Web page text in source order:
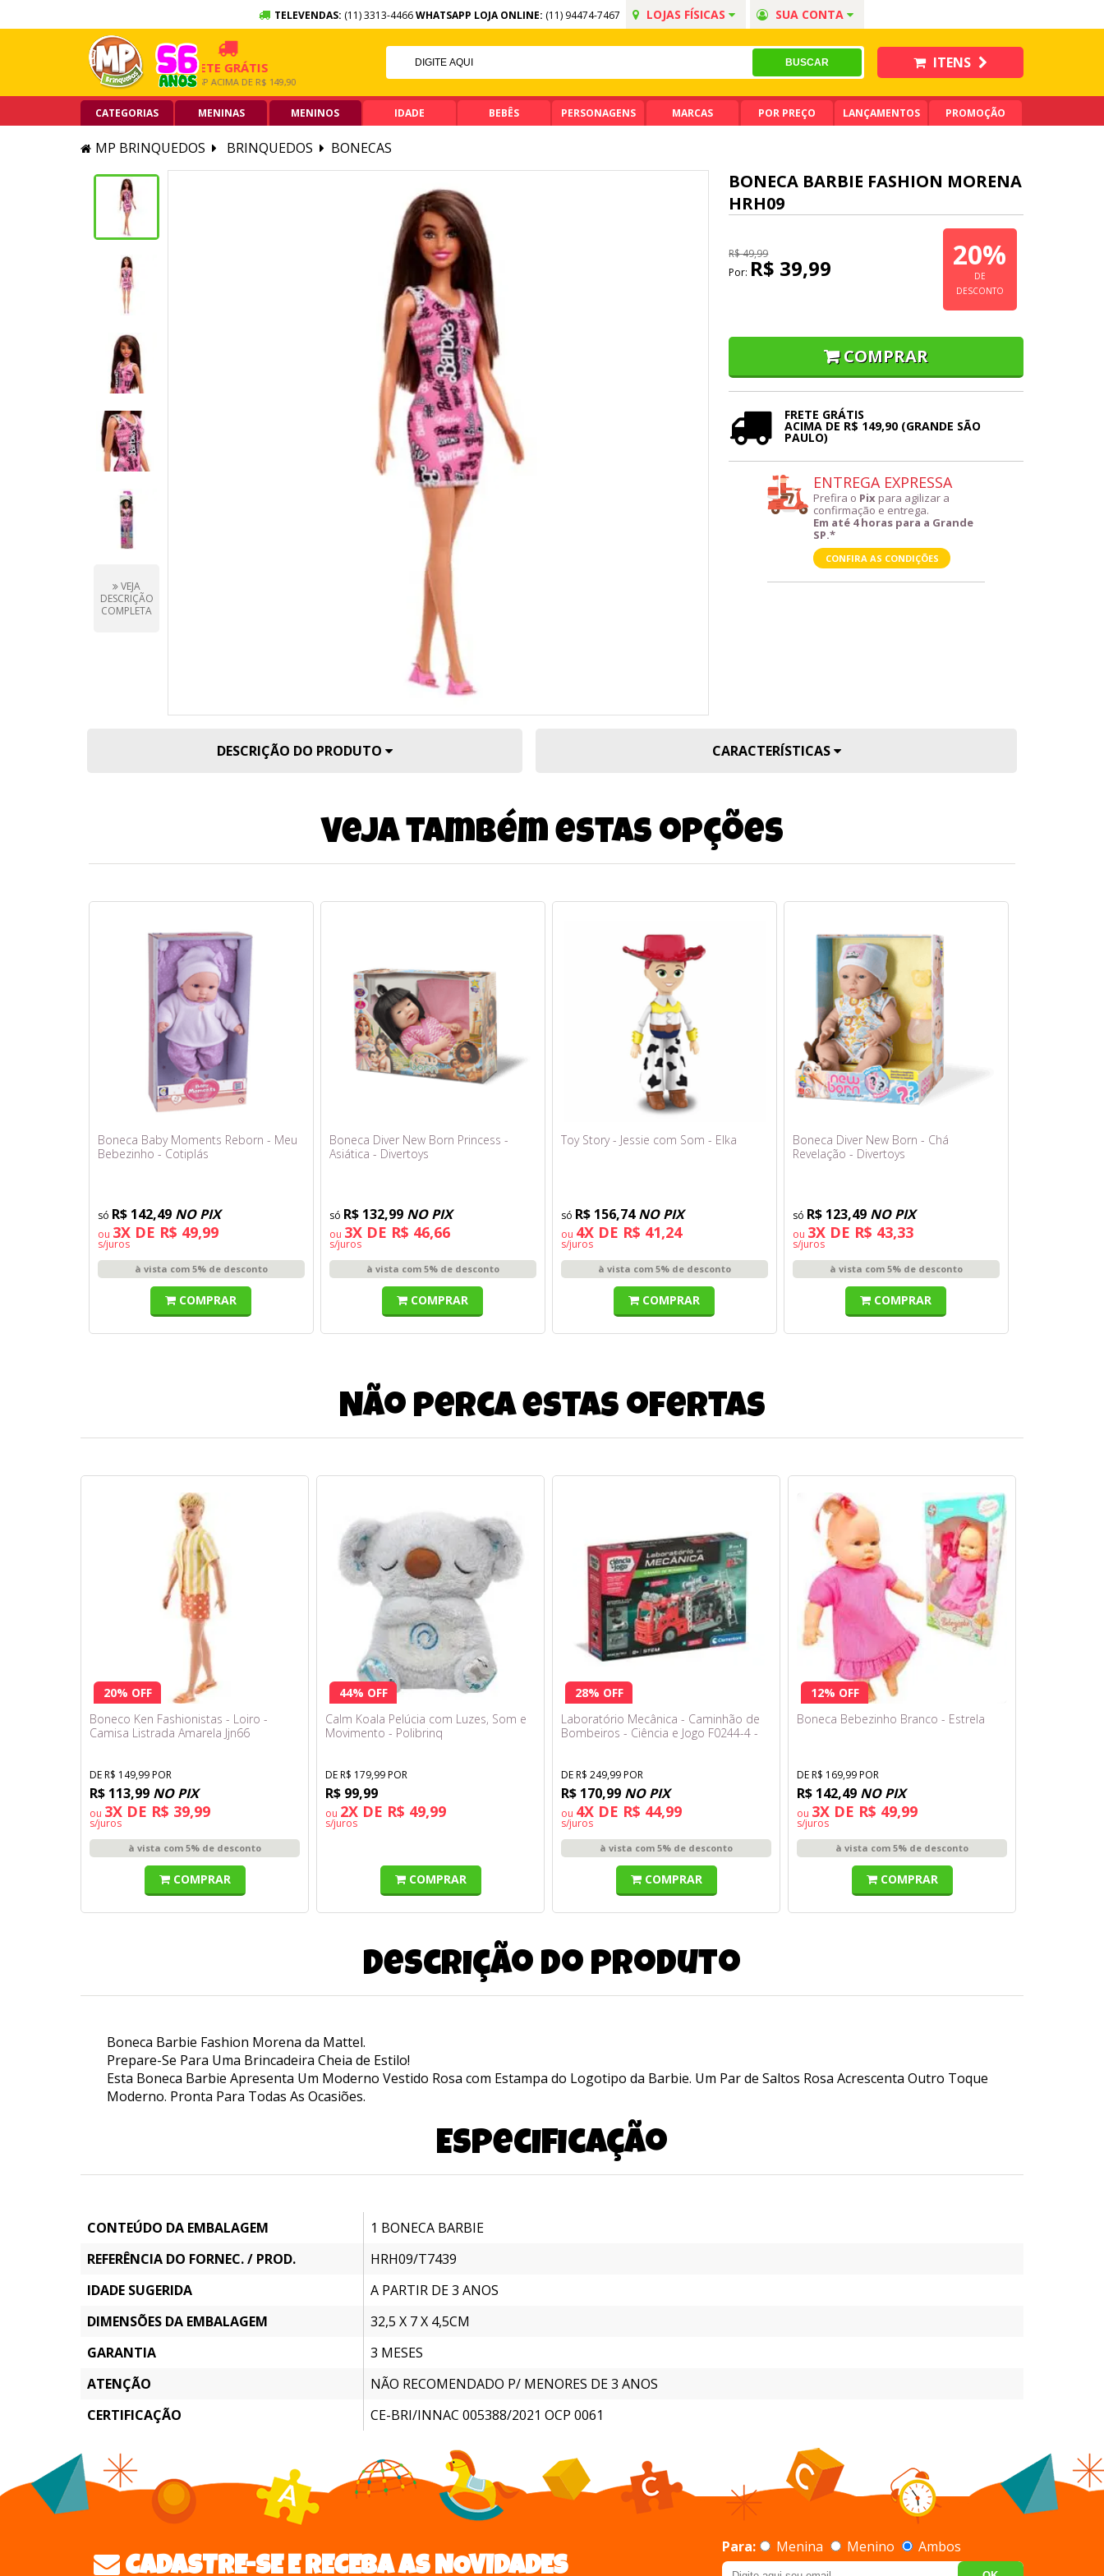
TELEVENDAS: (11) 3313-4466WHATSAPP LOJA ONLINE: (11) 94474-7467 LOJAS FÍSICAS SUA CONTA
FRETE GRÁTIS
GRANDE SP ACIMA DE R$ 149,90
5% OFF NO PIX
PIX ACIMA DE R$ 99,90
ITENS
CATEGORIAS MENINAS MENINOS IDADE BEBÊS PERSONAGENS MARCAS POR PREÇO LANÇAMENTOS PROMOÇÃO
MP BRINQUEDOS BRINQUEDOS BONECAS
VEJA
DESCRIÇÃO
COMPLETA
BONECA BARBIE FASHION MORENA
HRH09
R$ 49,99
Por: R$ 39,99 20%
DE
DESCONTO
COMPRAR
FRETE GRÁTIS
ACIMA DE R$ 149,90 (GRANDE SÃO
PAULO)
ENTREGA EXPRESSA
Prefira o Pix para agilizar a
confirmação e entrega.
Em até 4 horas para a Grande
SP.*
CONFIRA AS CONDIÇÕES
DESCRIÇÃO DO PRODUTO CARACTERÍSTICAS
Veja também estas opções
Boneca Baby Moments Reborn - Meu
Bebezinho - Cotiplás
R$ 142,49 NO PIX
ou 3X DE R$ 49,99
s/juros
à vista com 5% de desconto
COMPRAR
Boneca Diver New Born Princess -
Asiática - Divertoys
R$ 132,99 NO PIX
ou 3X DE R$ 46,66
s/juros
à vista com 5% de desconto
COMPRAR
Toy Story - Jessie com Som - Elka
R$ 156,74NO PIX
ou 4X DE R$ 41,24
s/juros
à vista com 5% de desconto
COMPRAR
Boneca Diver New Born - Chá
Revelação - Divertoys
R$ 123,49 NO PIX
ou 3X DE R$ 43,33
s/juros
à vista com 5% de desconto
COMPRAR
Não perca estas ofertas
20% OFF
Boneco Ken Fashionistas - Loiro -
Camisa Listrada Amarela Jjn66
DE R$ 149,99 POR
R$ 113,99 NO PIX
ou 3X DE R$ 39,99
s/juros
à vista com 5% de desconto
COMPRAR
44% OFF
Calm Koala Pelúcia com Luzes, Som e
Movimento - Polibrinq
DE R$ 179,99 POR
R$ 99,99
ou 2X DE R$ 49,99
s/juros
COMPRAR
28% OFF
Laboratório Mecânica - Caminhão de
Bombeiros - Ciência e Jogo F0244-4 -
DE R$ 249,99 POR
R$ 170,99 NO PIX
ou 4X DE R$ 44,99
s/juros
à vista com 5% de desconto
COMPRAR
12% OFF
Boneca Bebezinho Branco - Estrela
DE R$ 169,99 POR
R$ 142,49 NO PIX
ou 3X DE R$ 49,99
s/juros
à vista com 5% de desconto
COMPRAR
Descrição do produto
Boneca Barbie Fashion Morena da Mattel.
Prepare-Se Para Uma Brincadeira Cheia de Estilo!
Esta Boneca Barbie Apresenta Um Moderno Vestido Rosa com Estampa do Logotipo da Barbie. Um Par de Saltos Rosa Acrescenta Outro Toque
Moderno. Pronta Para Todas As Ocasiões.
Especificação
CONTEÚDO DA EMBALAGEM
1 BONECA BARBIE
REFERÊNCIA DO FORNEC. / PROD.
HRH09/T7439
IDADE SUGERIDA
A PARTIR DE 3 ANOS
DIMENSÕES DA EMBALAGEM
32,5 X 7 X 4,5CM
GARANTIA
3 MESES
ATENÇÃO
NÃO RECOMENDADO P/ MENORES DE 3 ANOS
CERTIFICAÇÃO
CE-BRI/INNAC 005388/2021 OCP 0061
CADASTRE-SE E RECEBA AS NOVIDADES
Para: Menina Menino Ambos